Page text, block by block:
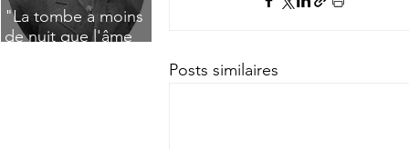
"La tombe a moins
de nuit que l'âme
Posts similaires